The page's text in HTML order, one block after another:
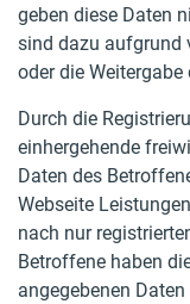
geben diese Daten
sind dazu aufgrund
oder die
Durch die
einhergehende
Daten des
Webseite
nach nur
Betroffene haben
angegebenen